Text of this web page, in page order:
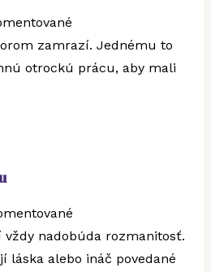
zamrazí. Jednému to
otrockú prácu, aby mali
nadobúda rozmanitosť.
láska alebo ináč povedané